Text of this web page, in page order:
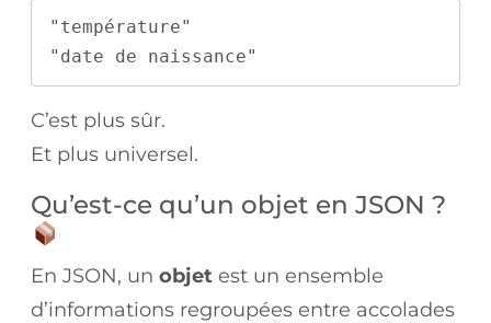
"température"
"date de naissance"
C’est plus sûr.
Et plus universel.
Qu’est-ce qu’un objet en JSON ?
En JSON, un objet est un ensemble
d’informations regroupées entre accolades